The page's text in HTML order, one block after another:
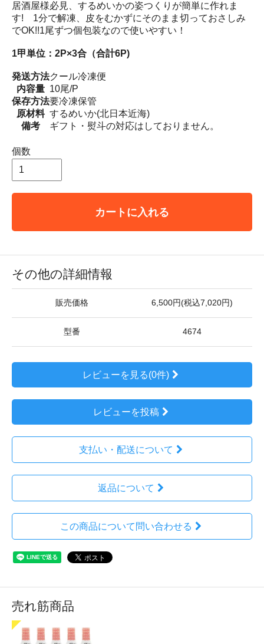
居酒屋様必見、するめいかの姿つくりが簡単に作れま
す! 1分で解凍、皮をむかずにそのまま切っておさしみ
でOK!!1尾ずつ個包装なので使いやすい！
1甲単位：2P×3合（合計6P)
発送方法クール冷凍便
内容量 10尾/P
保存方法要冷凍保管
原材料 するめいか(北日本近海)
備考
ギフト・熨斗の対応はしておりません。
個数
カートに入れる
その他の詳細情報
販売価格 6,500円(税込7,020円)
型番 4674
レビューを見る(0件)
レビューを投稿
支払い・配送について
返品について
この商品について問い合わせる
売れ筋商品